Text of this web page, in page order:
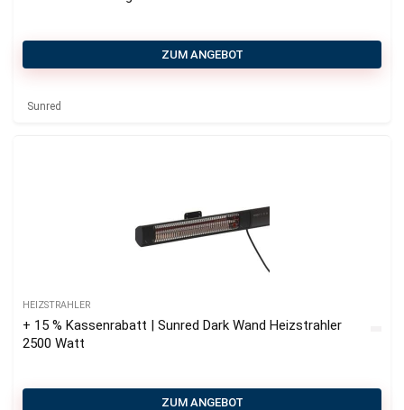
ZUM ANGEBOT
Sunred
HEIZSTRAHLER
+ 15 % Kassenrabatt | Sunred Dark Wand Heizstrahler
2500 Watt
ZUM ANGEBOT